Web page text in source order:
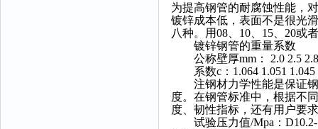
为提高钢管的耐腐蚀性能，
镀锌成本低，表面不是很光
八种。用08、10、15、20或
镀锌钢管的重量系数
公称壁厚mm： 2.0 2.5 2.8
系数c：1.064 1.051 1.045
注钢材力学性能是保证钢
度。在钢管标准中，根据不
度、韧性指标，还有用户要
试验压力值/Mpa：D10.2-